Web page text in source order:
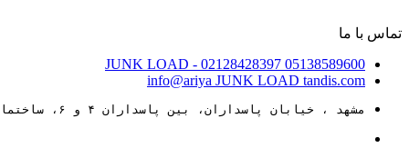
تماس با ما
05138589600
JUNK LOAD - 02128428397
info@ariya JUNK LOAD tandis.com
مشهد ، خیابان پاسداران، بین پاسداران ۴ و ۶، ساختمان ۸۸